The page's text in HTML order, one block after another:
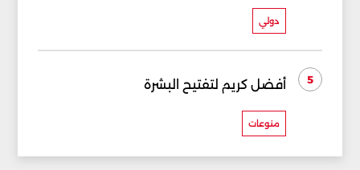
دولي
5 أفضل كريم لتفتيح البشرة
منوعات